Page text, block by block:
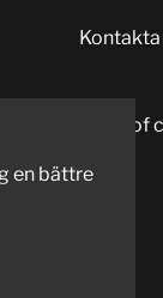
Code of
en bättre